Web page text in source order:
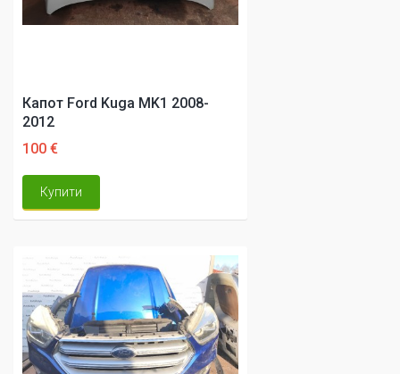
Капот Ford Kuga MK1 2008-
2012
100 €
Купити